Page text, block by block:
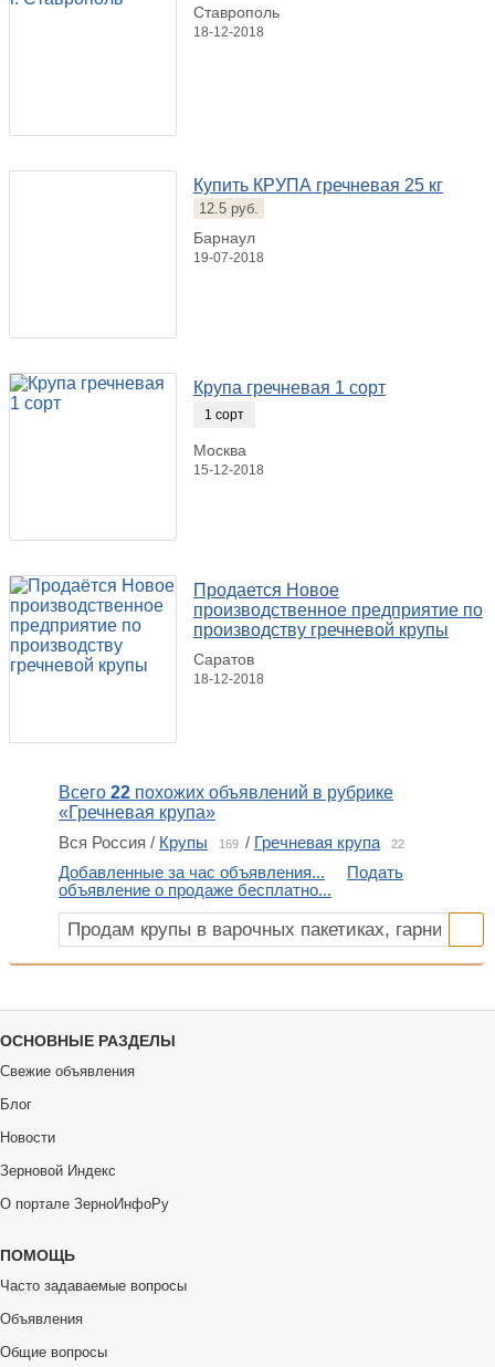
Ставрополь
18-12-2018
Купить КРУПА гречневая 25 кг
12.5 руб.
Барнаул
19-07-2018
Крупа гречневая 1 сорт
1 сорт
Москва
15-12-2018
Продается Новое
производственное предприятие по
производству гречневой крупы
Саратов
18-12-2018
Всего 22 похожих объявлений в рубрике
«Гречневая крупа»
Вся Россия / Крупы 169 / Гречневая крупа 22
Добавленные за час объявления...
Подать
объявление о продаже бесплатно...
ОСНОВНЫЕ РАЗДЕЛЫ
Свежие объявления
Блог
Новости
Зерновой Индекс
О портале ЗерноИнфоРу
ПОМОЩЬ
Часто задаваемые вопросы
Объявления
Общие вопросы